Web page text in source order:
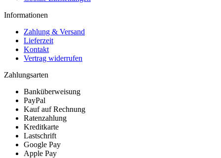
Informationen
Zahlung & Versand
Lieferzeit
Kontakt
Vertrag widerrufen
Zahlungsarten
Banküberweisung
PayPal
Kauf auf Rechnung
Ratenzahlung
Kreditkarte
Lastschrift
Google Pay
Apple Pay